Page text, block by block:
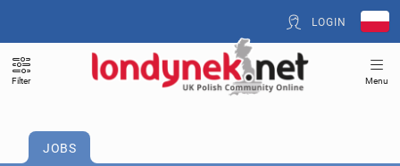
LOGIN
Filter Menu
JOBS